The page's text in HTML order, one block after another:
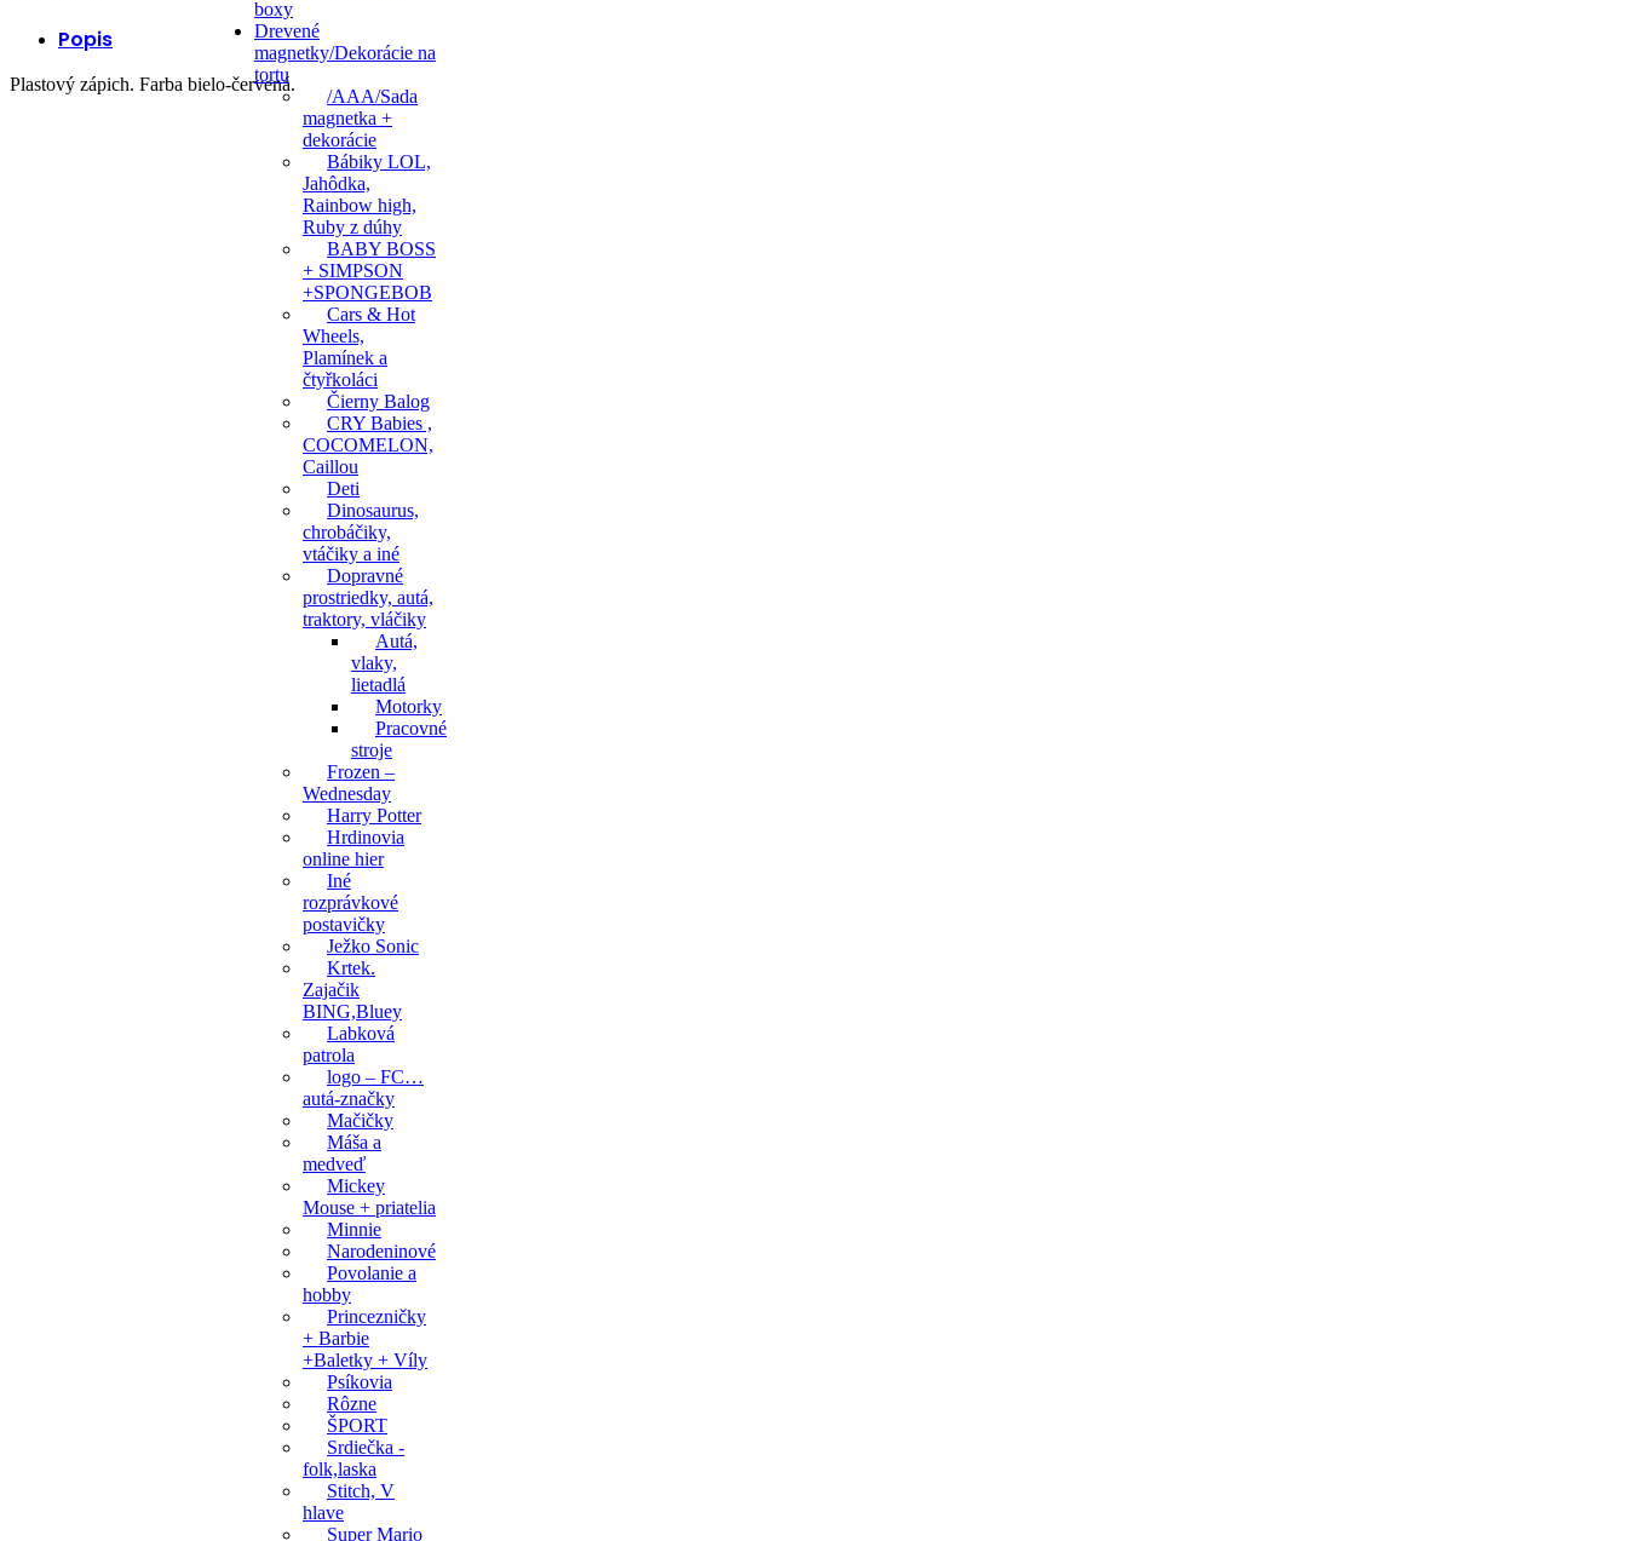
boxy
Drevené
magnetky/Dekorácie na
tortu
/AAA/Sada
magnetka +
dekorácie
Bábiky LOL,
Jahôdka,
Rainbow high,
Ruby z dúhy
BABY BOSS
+ SIMPSON
+SPONGEBOB
Cars & Hot
Wheels,
Plamínek a
čtyřkoláci
Čierny Balog
CRY Babies ,
COCOMELON,
Caillou
Deti
Dinosaurus,
chrobáčiky,
vtáčiky a iné
Dopravné
prostriedky, autá,
traktory, vláčiky
Autá,
vlaky,
lietadlá
Motorky
Pracovné
stroje
Frozen –
Wednesday
Harry Potter
Hrdinovia
online hier
Iné
rozprávkové
postavičky
Ježko Sonic
Krtek.
Zajačik
BING,Bluey
Labková
patrola
logo – FC…
autá-značky
Mačičky
Máša a
medveď
Mickey
Mouse + priatelia
Minnie
Narodeninové
Povolanie a
hobby
Princezničky
+ Barbie
+Baletky + Víly
Psíkovia
Rôzne
ŠPORT
Srdiečka -
folk,laska
Stitch, V
hlave
Super Mario
Popis
Plastový zápich. Farba bielo-červená.